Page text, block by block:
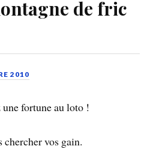
de fric
2010
une fortune au loto !
chercher vos gain.